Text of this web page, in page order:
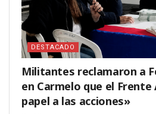
DESTACADO
Militantes reclamaron a
en Carmelo que el Frente
papel a las acciones»